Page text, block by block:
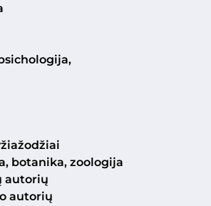
botanika, zoologija
autorių
autorių